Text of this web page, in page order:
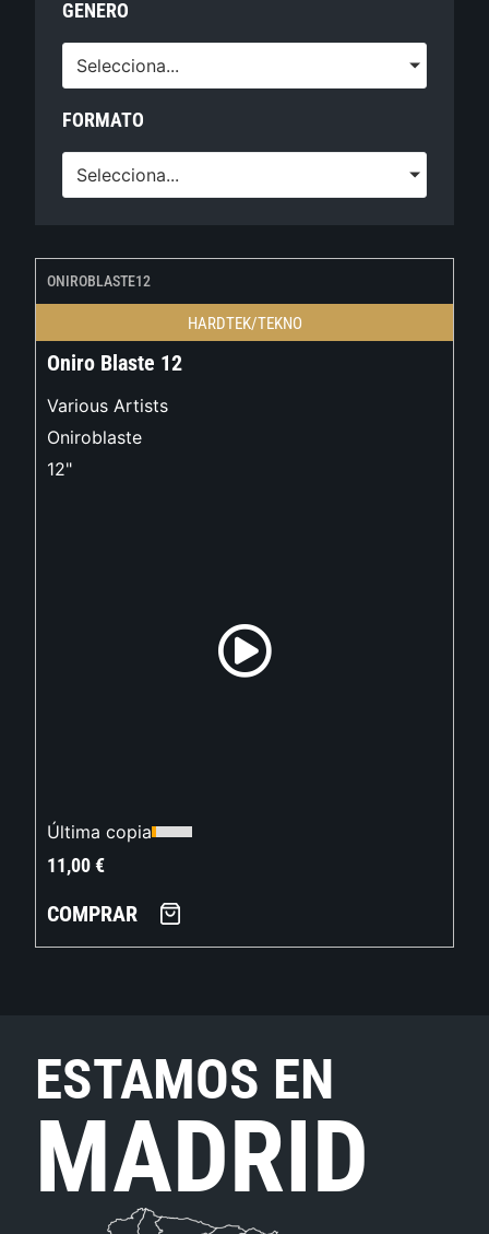
GENERO
Selecciona...
FORMATO
Selecciona...
ONIROBLASTE12
HARDTEK/TEKNO
Oniro Blaste 12
Various Artists
Oniroblaste
12"
Última copia
11,00€
COMPRAR
ESTAMOS EN
MADRID